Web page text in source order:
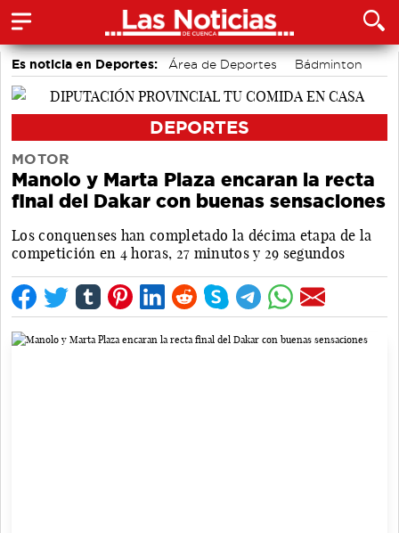
Es noticia en Deportes: Área de Deportes
Bádminton
Motor
DEPORTES
MOTOR
Manolo y Marta Plaza encaran la recta
final del Dakar con buenas sensaciones
Los conquenses han completado la décima etapa de la
competición en 4 horas, 27 minutos y 29 segundos